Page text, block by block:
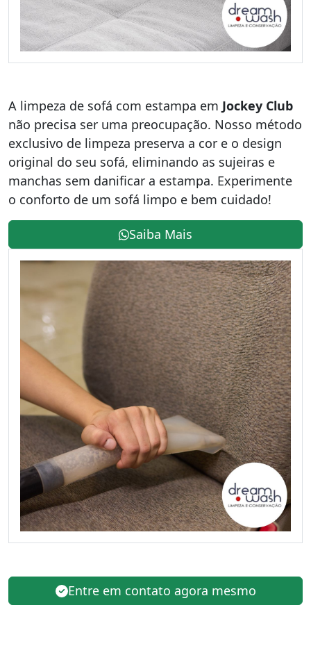
A limpeza de sofá com estampa em Jockey Club
não precisa ser uma preocupação. Nosso método
exclusivo de limpeza preserva a cor e o design
original do seu sofá, eliminando as sujeiras e
manchas sem danificar a estampa. Experimente
o conforto de um sofá limpo e bem cuidado!
Saiba Mais
Entre em contato agora mesmo